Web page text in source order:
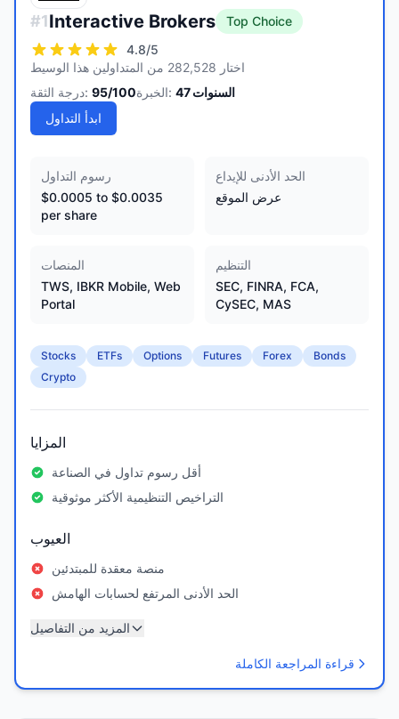
#1Interactive Brokers
Top Choice
4.8/5
اختار 282,528 من المتداولين هذا الوسيط
درجة الثقة: 95/100 الخبرة: 47 السنوات
ابدأ التداول
رسوم التداول
$0.0005 to $0.0035
per share
الحد الأدنى للإيداع
عرض الموقع
المنصات
TWS, IBKR Mobile, Web
Portal
التنظيم
SEC, FINRA, FCA,
CySEC, MAS
Stocks ETFs Options Futures Forex
Bonds
Crypto
المزايا
أقل رسوم تداول في الصناعة
التراخيص التنظيمية الأكثر موثوقية
العيوب
منصة معقدة للمبتدئين
الحد الأدنى المرتفع لحسابات الهامش
المزيد من التفاصيل
قراءة المراجعة الكاملة